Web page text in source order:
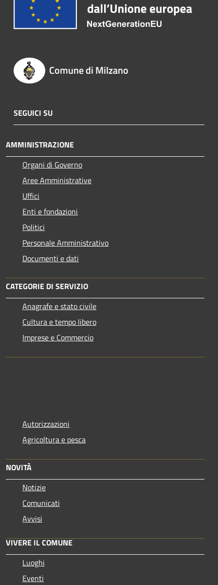
Comune di Milzano
SEGUICI SU
AMMINISTRAZIONE
Organi di Governo
Aree Amministrative
Uffici
Enti e fondazioni
Politici
Personale Amministrativo
Documenti e dati
CATEGORIE DI SERVIZIO
Anagrafe e stato civile
Cultura e tempo libero
Imprese e Commercio
Autorizzazioni
Agricoltura e pesca
NOVITÀ
Notizie
Comunicati
Avvisi
VIVERE IL COMUNE
Luoghi
Eventi